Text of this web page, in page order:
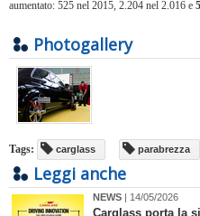
aumentato: 525 nel 2015, 2.204 nel 2.016 e
Photogallery
Tags: carglass parabrezza
Leggi anche
NEWS | 14/05/2026
Carglass porta la